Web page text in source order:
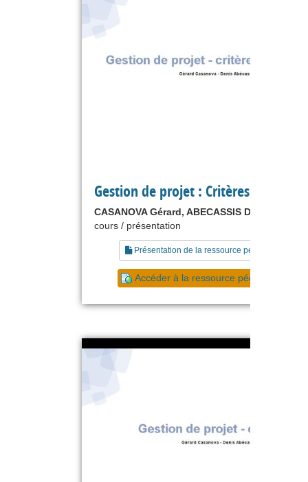
Gestion de projet : Critères de
CASANOVA Gérard, ABECASSIS Denis
cours / présentation
Présentation de la ressource pédagogique
Accéder à la ressource pédagogique